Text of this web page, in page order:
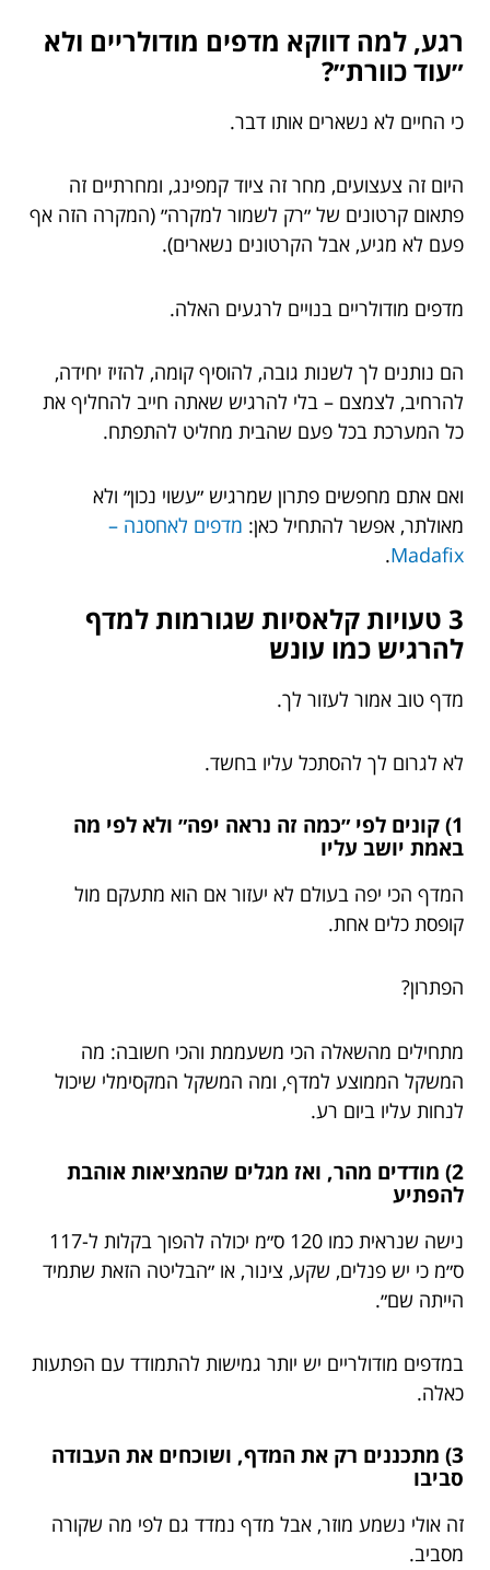
רגע, למה דווקא מדפים מודולריים ולא
״עוד כוורת״?
כי החיים לא נשארים אותו דבר.
היום זה צעצועים, מחר זה ציוד קמפינג, ומחרתיים זה
פתאום קרטונים של ״רק לשמור למקרה״ (המקרה הזה אף
פעם לא מגיע, אבל הקרטונים נשארים).
מדפים מודולריים בנויים לרגעים האלה.
הם נותנים לך לשנות גובה, להוסיף קומה, להזיז יחידה,
להרחיב, לצמצם – בלי להרגיש שאתה חייב להחליף את
כל המערכת בכל פעם שהבית מחליט להתפתח.
ואם אתם מחפשים פתרון שמרגיש ״עשוי נכון״ ולא
מאולתר, אפשר להתחיל כאן: מדפים לאחסנה –
Madafix
.
3 טעויות קלאסיות שגורמות למדף
להרגיש כמו עונש
מדף טוב אמור לעזור לך.
לא לגרום לך להסתכל עליו בחשד.
1) קונים לפי ״כמה זה נראה יפה״ ולא לפי מה
באמת יושב עליו
המדף הכי יפה בעולם לא יעזור אם הוא מתעקם מול
קופסת כלים אחת.
הפתרון?
מתחילים מהשאלה הכי משעממת והכי חשובה: מה
המשקל הממוצע למדף, ומה המשקל המקסימלי שיכול
לנחות עליו ביום רע.
2) מודדים מהר, ואז מגלים שהמציאות אוהבת
להפתיע
נישה שנראית כמו 120 ס״מ יכולה להפוך בקלות ל-117
ס״מ כי יש פנלים, שקע, צינור, או ״הבליטה הזאת שתמיד
הייתה שם״.
במדפים מודולריים יש יותר גמישות להתמודד עם הפתעות
כאלה.
3) מתכננים רק את המדף, ושוכחים את העבודה
סביבו
זה אולי נשמע מוזר, אבל מדף נמדד גם לפי מה שקורה
מסביב.